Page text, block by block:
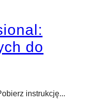
do
instrukcję...